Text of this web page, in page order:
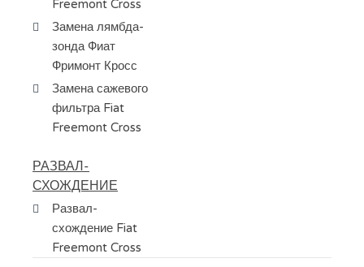
Freemont Cross
Замена лямбда-
зонда Фиат
Фримонт Кросс
Замена сажевого
фильтра Fiat
Freemont Cross
РАЗВАЛ-
СХОЖДЕНИЕ
Развал-
схождение Fiat
Freemont Cross